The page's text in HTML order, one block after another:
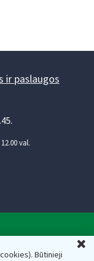
Būtinieji
ir paslaugos
val.
Lietuvos